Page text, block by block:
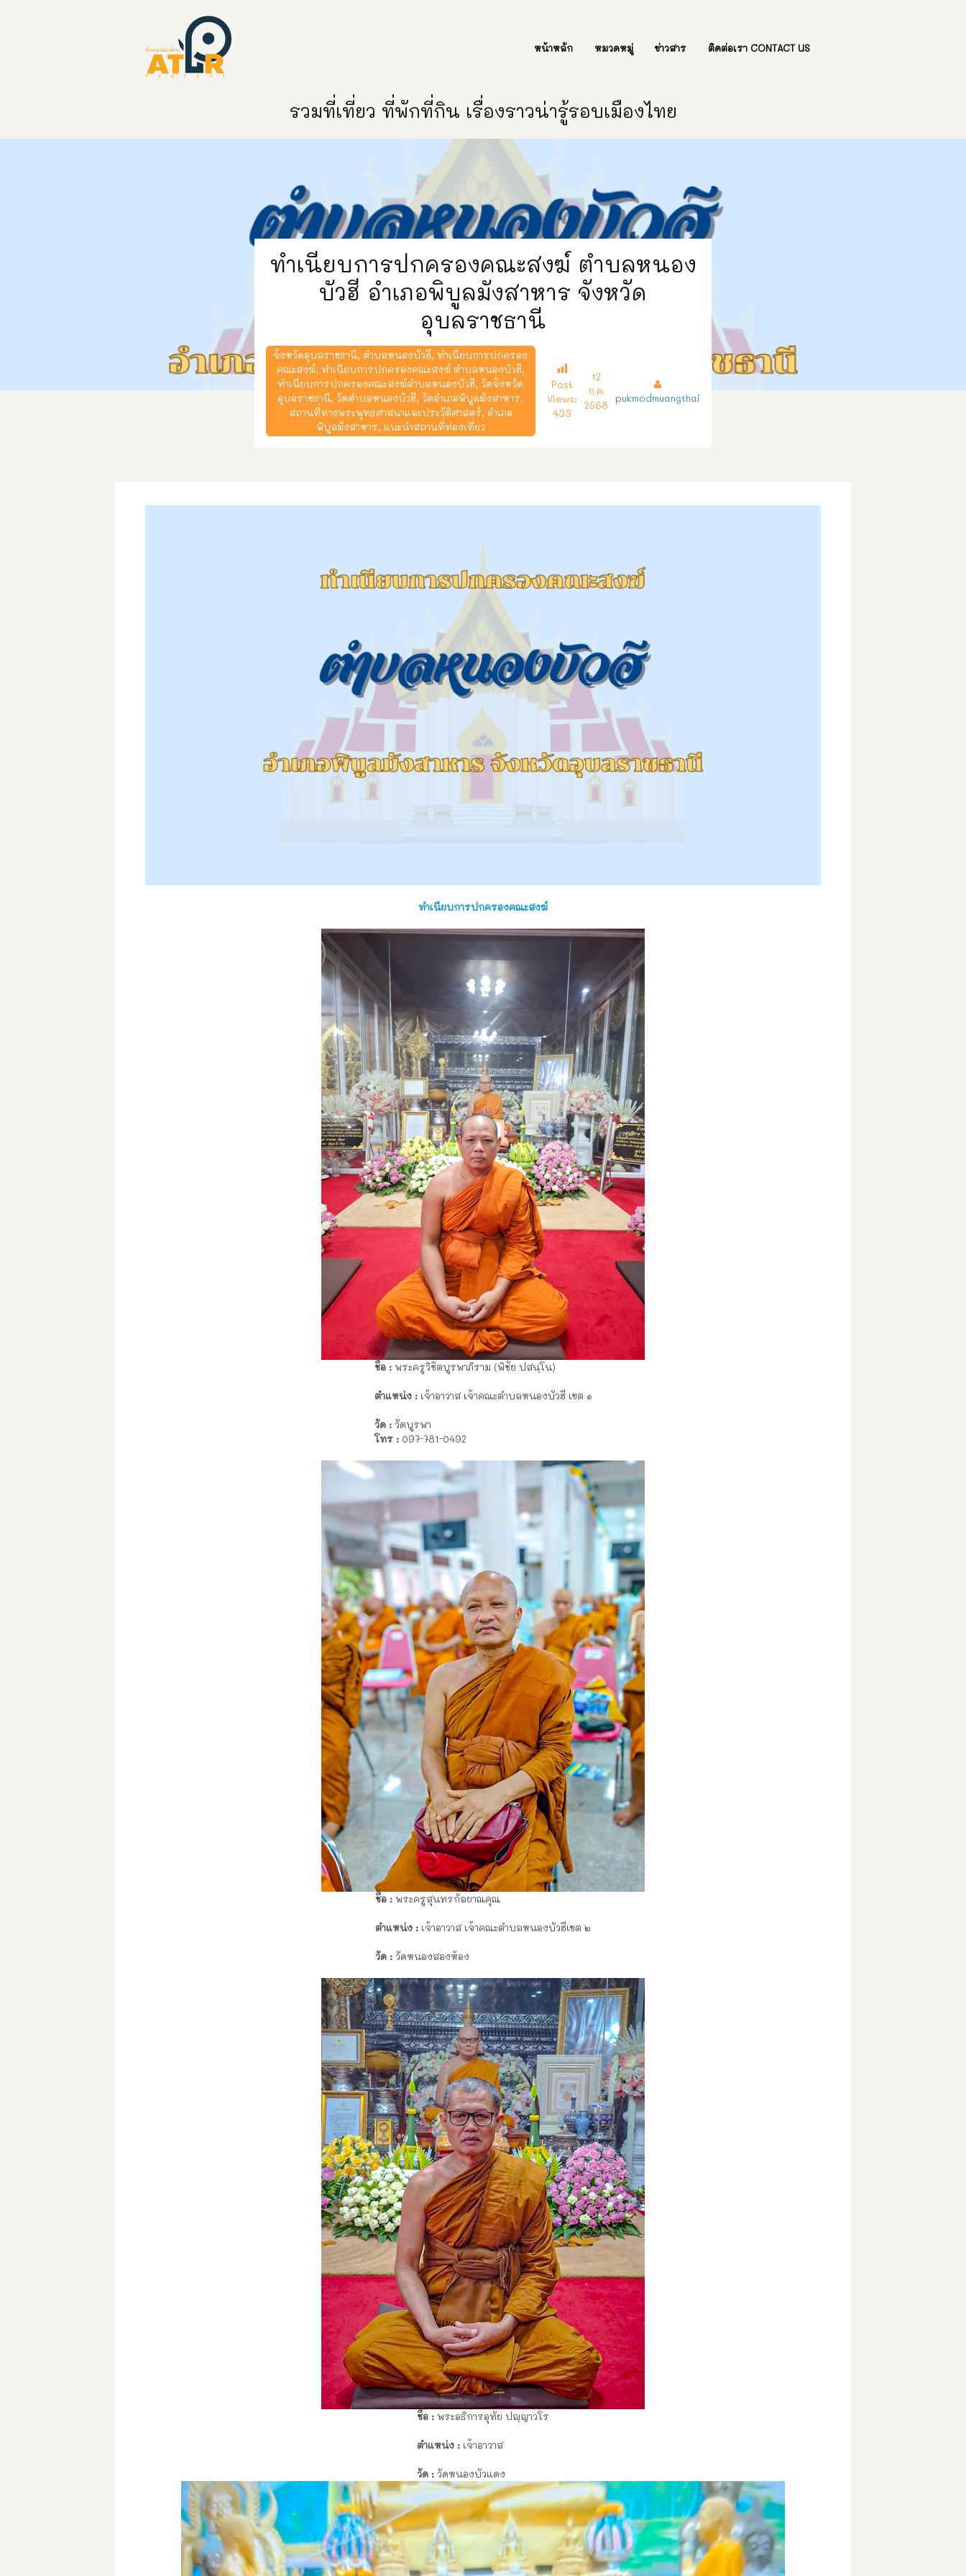
หน้าหลัก หมวดหมู่ ข่าวสาร ติดต่อเรา CONTACT US
รวมที่เที่ยว ที่พักที่กิน เรื่องราวน่ารู้รอบเมืองไทย
ทำเนียบการปกครองคณะสงฆ์ ตำบลหนอง
บัวฮี อำเภอพิบูลมังสาหาร จังหวัด
อุบลราชธานี
จังหวัดอุบลราชธานี, ตำบลหนองบัวฮี, ทำเนียบการปกครอง
คณะสงฆ์, ทำเนียบการปกครองคณะสงฆ์ ตำบลหนองบัวฮี,
ทำเนียบการปกครองคณะสงฆ์ตำบลหนองบัวฮี, วัดจังหวัด
อุบลราชธานี, วัดตำบลหนองบัวฮี, วัดอำเภอพิบูลมังสาหาร,
สถานที่ทางพระพุทธศาสนาและประวัติศาสตร์, อำเภอ
พิบูลมังสาหาร, แนะนำสถานที่ท่องเที่ยว
Post
Views:
433
12
ก.ค.
2568
pukmodmuangthai
ทำเนียบการปกครองคณะสงฆ์
ชื่อ :พระครูวิชิตบูรพาภิราม (พิชัย ปสนฺโน)
ตำแหน่ง :เจ้าอาวาส เจ้าคณะตำบลหนองบัวฮี เขต ๑
วัด :วัดบูรพา
โทร :097-781-0492
ชื่อ : พระครูสุนทรกัลยาณคุณ
ตำแหน่ง : เจ้าอาวาส เจ้าคณะตำบลหนองบัวฮีเขต ๒
วัด : วัดหนองสองห้อง
ชื่อ : พระอธิการอุทัย ปญฺญาวโร
ตำแหน่ง : เจ้าอาวาส
วัด : วัดหนองบัวแดง